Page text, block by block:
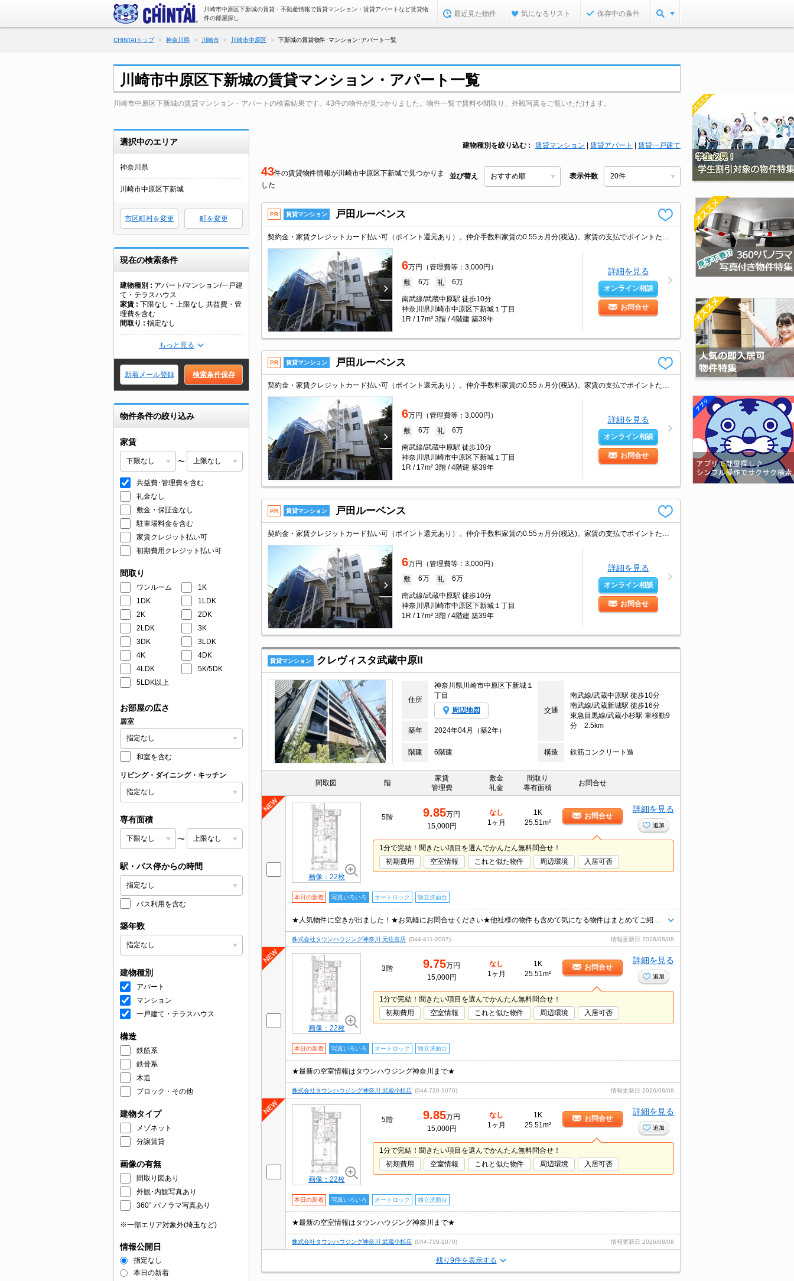
川崎市中原区下新城の賃貸・不動産情報で賃貸マンション・賃貸アパートなど賃貸物
件の部屋探し
最近見た物件 気になるリスト 保存中の条件
CHINTAIトップ 神奈川県 川崎市 川崎市中原区 下新城の賃貸物件･マンション･アパート一覧
川崎市中原区下新城の賃貸マンション・アパート一覧
川崎市中原区下新城の賃貸マンション・アパートの検索結果です。43件の物件が見つかりました。物件一覧で賃料や間取り、外観写真をご覧いただけます。
選択中のエリア
神奈川県
川崎市中原区下新城
市区町村を変更 町を変更
現在の検索条件
建物種別
アパート/マンション/一戸建
て・テラスハウス
家賃
下限なし ~ 上限なし 共益費・管
理費を含む
間取り
指定なし
もっと見る
新着メール登録 検索条件保存
物件条件の絞り込み
家賃
〜
共益費･管理費を含む
礼金なし
敷金・保証金なし
駐車場料金を含む
家賃クレジット払い可
初期費用クレジット払い可
間取り
ワンルーム
1K
1DK
1LDK
2K
2DK
2LDK
3K
3DK
3LDK
4K
4DK
4LDK
5K/5DK
5LDK以上
お部屋の広さ
居室
和室を含む
リビング・ダイニング・キッチン
専有面積
〜
駅・バス停からの時間
バス利用を含む
築年数
建物種別
アパート
マンション
一戸建て・テラスハウス
構造
鉄筋系
鉄骨系
木造
ブロック・その他
建物タイプ
メゾネット
分譲賃貸
画像の有無
間取り図あり
外観･内観写真あり
360° パノラマ写真あり
※一部エリア対象外(埼玉など)
情報公開日
指定なし
本日の新着
建物種別を絞り込む 賃貸マンション 賃貸アパート 賃貸一戸建て
43件の賃貸物件情報が川崎市中原区下新城で見つかりま
した
並び替え 表示件数
PR 賃貸マンション 戸田ルーベンス
6万円（管理費等：3,000円）
敷 6万 礼 6万
南武線/武蔵中原駅 徒歩10分
神奈川県川崎市中原区下新城１丁目
1R / 17m² 3階 / 4階建 築39年
詳細を見る
オンライン相談
お問合せ
PR 賃貸マンション 戸田ルーベンス
6万円（管理費等：3,000円）
敷 6万 礼 6万
南武線/武蔵中原駅 徒歩10分
神奈川県川崎市中原区下新城１丁目
1R / 17m² 3階 / 4階建 築39年
詳細を見る
オンライン相談
お問合せ
PR 賃貸マンション 戸田ルーベンス
6万円（管理費等：3,000円）
敷 6万 礼 6万
南武線/武蔵中原駅 徒歩10分
神奈川県川崎市中原区下新城１丁目
1R / 17m² 3階 / 4階建 築39年
詳細を見る
オンライン相談
お問合せ
賃貸マンション クレヴィスタ武蔵中原II
住所
神奈川県川崎市中原区下新城１
丁目
周辺地図 交通
南武線/武蔵中原駅 徒歩10分
南武線/武蔵新城駅 徒歩16分
東急目黒線/武蔵小杉駅 車移動9
分 2.5km
築年 2024年04月（築2年）
階建 6階建 構造 鉄筋コンクリート造
間取図 階
家賃
管理費
敷金
礼金
間取り
専有面積
お問合せ
画像：22枚
5階 9.85万円
15,000円
なし
1ヶ月
1K
25.51m²
お問合せ
詳細を見る
追加
1分で完結！聞きたい項目を選んでかんたん無料問合せ！
初期費用
空室情報 これと似た物件 周辺環境 入居可否
本日の新着 写真いろいろ オートロック 独立洗面台
株式会社タウンハウジング神奈川 元住吉店 (044-411-2007) 情報更新日 2026/08/08
画像：22枚
3階 9.75万円
15,000円
なし
1ヶ月
1K
25.51m²
お問合せ
詳細を見る
追加
1分で完結！聞きたい項目を選んでかんたん無料問合せ！
初期費用
空室情報 これと似た物件 周辺環境 入居可否
本日の新着 写真いろいろ オートロック 独立洗面台
★最新の空室情報はタウンハウジング神奈川まで★
株式会社タウンハウジング神奈川 武蔵小杉店 (044-739-1070) 情報更新日 2026/08/08
画像：22枚
5階 9.85万円
15,000円
なし
1ヶ月
1K
25.51m²
お問合せ
詳細を見る
追加
1分で完結！聞きたい項目を選んでかんたん無料問合せ！
初期費用
空室情報 これと似た物件 周辺環境 入居可否
本日の新着 写真いろいろ オートロック 独立洗面台
★最新の空室情報はタウンハウジング神奈川まで★
株式会社タウンハウジング神奈川 武蔵小杉店 (044-739-1070) 情報更新日 2026/08/08
残り9件を表示する